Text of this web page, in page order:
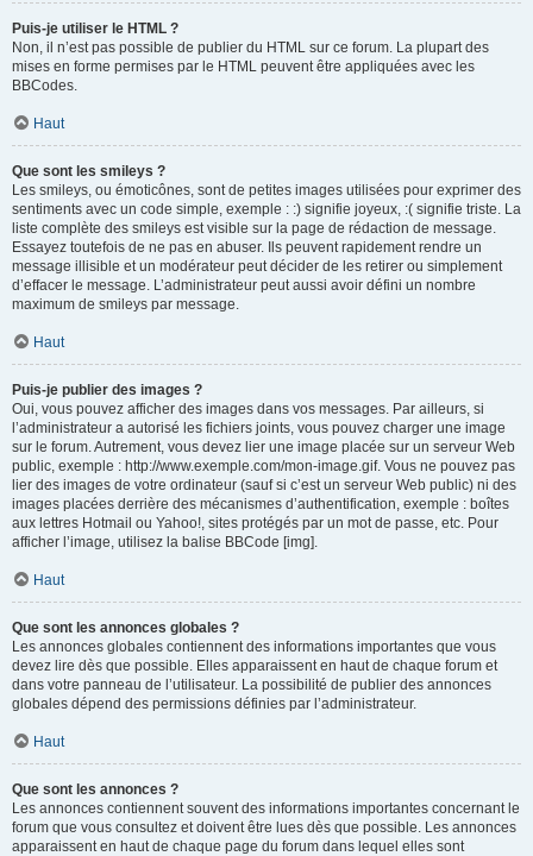
Puis-je utiliser le HTML ?
Non, il n’est pas possible de publier du HTML sur ce forum. La plupart des
mises en forme permises par le HTML peuvent être appliquées avec les
BBCodes.
Haut
Que sont les smileys ?
Les smileys, ou émoticônes, sont de petites images utilisées pour exprimer des
sentiments avec un code simple, exemple : :) signifie joyeux, :( signifie triste. La
liste complète des smileys est visible sur la page de rédaction de message.
Essayez toutefois de ne pas en abuser. Ils peuvent rapidement rendre un
message illisible et un modérateur peut décider de les retirer ou simplement
d’effacer le message. L’administrateur peut aussi avoir défini un nombre
maximum de smileys par message.
Haut
Puis-je publier des images ?
Oui, vous pouvez afficher des images dans vos messages. Par ailleurs, si
l’administrateur a autorisé les fichiers joints, vous pouvez charger une image
sur le forum. Autrement, vous devez lier une image placée sur un serveur Web
public, exemple : http://www.exemple.com/mon-image.gif. Vous ne pouvez pas
lier des images de votre ordinateur (sauf si c’est un serveur Web public) ni des
images placées derrière des mécanismes d’authentification, exemple : boîtes
aux lettres Hotmail ou Yahoo!, sites protégés par un mot de passe, etc. Pour
afficher l’image, utilisez la balise BBCode [img].
Haut
Que sont les annonces globales ?
Les annonces globales contiennent des informations importantes que vous
devez lire dès que possible. Elles apparaissent en haut de chaque forum et
dans votre panneau de l’utilisateur. La possibilité de publier des annonces
globales dépend des permissions définies par l’administrateur.
Haut
Que sont les annonces ?
Les annonces contiennent souvent des informations importantes concernant le
forum que vous consultez et doivent être lues dès que possible. Les annonces
apparaissent en haut de chaque page du forum dans lequel elles sont